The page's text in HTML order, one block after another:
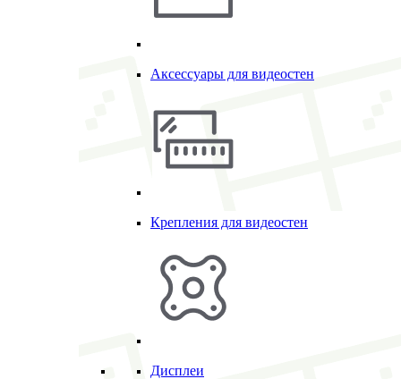
Аксессуары для видеостен
Крепления для видеостен
Дисплеи